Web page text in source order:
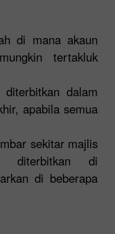
di mana akaun
tertakluk
diterbitkan dalam
apabila semua
sekitar majlis
diterbitkan di
di beberapa